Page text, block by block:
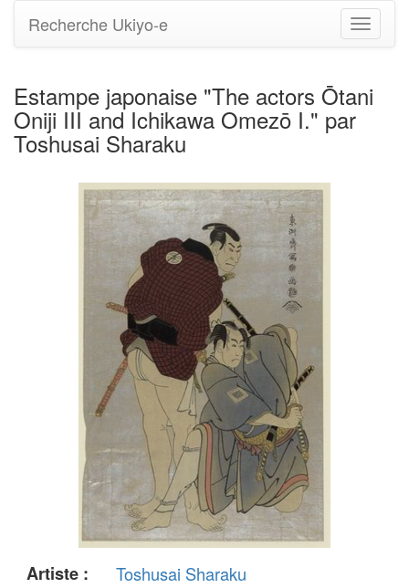
Basculer
la
Recherche Ukiyo-e
Estampe japonaise "The actors Ōtani
Oniji III and Ichikawa Omezō I." par
Toshusai Sharaku
Artiste :
Toshusai Sharaku